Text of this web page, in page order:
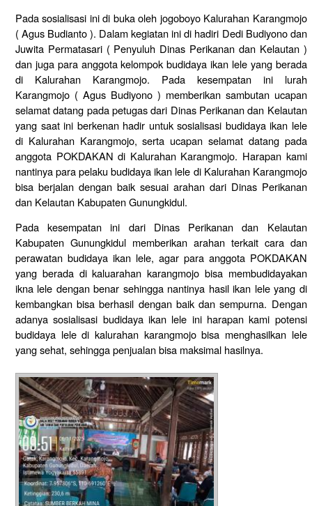
Pada sosialisasi ini di buka oleh jogoboyo Kalurahan Karangmojo
( Agus Budianto ). Dalam kegiatan ini di hadiri Dedi Budiyono dan
Juwita Permatasari ( Penyuluh Dinas Perikanan dan Kelautan )
dan juga para anggota kelompok budidaya ikan lele yang berada
di Kalurahan Karangmojo. Pada kesempatan ini lurah
Karangmojo ( Agus Budiyono ) memberikan sambutan ucapan
selamat datang pada petugas dari Dinas Perikanan dan Kelautan
yang saat ini berkenan hadir untuk sosialisasi budidaya ikan lele
di Kalurahan Karangmojo, serta ucapan selamat datang pada
anggota POKDAKAN di Kalurahan Karangmojo. Harapan kami
nantinya para pelaku budidaya ikan lele di Kalurahan Karangmojo
bisa berjalan dengan baik sesuai arahan dari Dinas Perikanan
dan Kelautan Kabupaten Gunungkidul.
Pada kesempatan ini dari Dinas Perikanan dan Kelautan
Kabupaten Gunungkidul memberikan arahan terkait cara dan
perawatan budidaya ikan lele, agar para anggota POKDAKAN
yang berada di kaluarahan karangmojo bisa membudidayakan
ikna lele dengan benar sehingga nantinya hasil ikan lele yang di
kembangkan bisa berhasil dengan baik dan sempurna. Dengan
adanya sosialisasi budidaya ikan lele ini harapan kami potensi
budidaya lele di kalurahan karangmojo bisa menghasilkan lele
yang sehat, sehingga penjualan bisa maksimal hasilnya.